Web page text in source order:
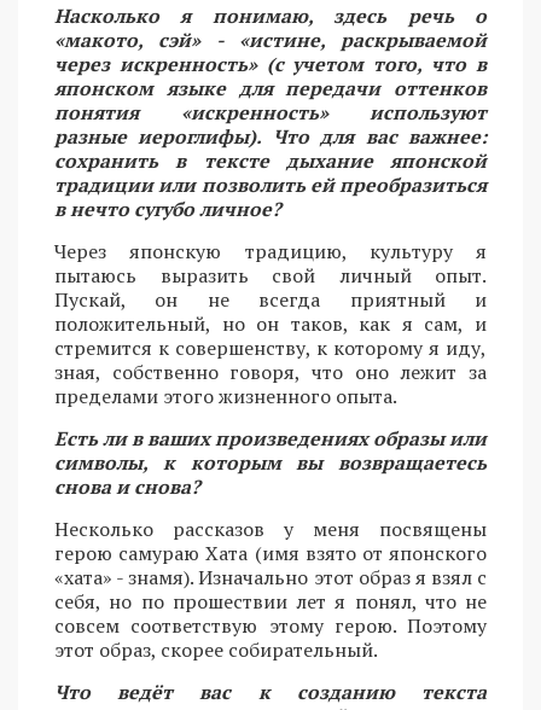
Насколько я понимаю, здесь речь о
«макото, сэй» - «истине, раскрываемой
через искренность» (с учетом того, что в
японском языке для передачи оттенков
понятия «искренность» используют
разные иероглифы). Что для вас важнее:
сохранить в тексте дыхание японской
традиции или позволить ей преобразиться
в нечто сугубо личное?
Через японскую традицию, культуру я
пытаюсь выразить свой личный опыт.
Пускай, он не всегда приятный и
положительный, но он таков, как я сам, и
стремится к совершенству, к которому я иду,
зная, собственно говоря, что оно лежит за
пределами этого жизненного опыта.
Есть ли в ваших произведениях образы или
символы, к которым вы возвращаетесь
снова и снова?
Несколько рассказов у меня посвящены
герою самураю Хата (имя взято от японского
«хата» - знамя). Изначально этот образ я взял с
себя, но по прошествии лет я понял, что не
совсем соответствую этому герою. Поэтому
этот образ, скорее собирательный.
Что ведёт вас к созданию текста